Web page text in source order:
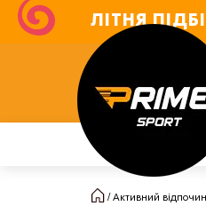
ЛІТНЯ
Активний